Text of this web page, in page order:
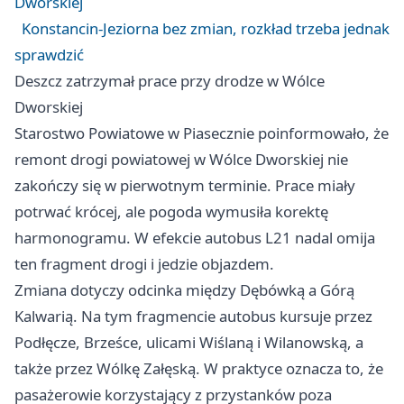
Konstancin-Jeziorna bez zmian, rozkład trzeba jednak
sprawdzić
Deszcz zatrzymał prace przy drodze w Wólce
Dworskiej
Starostwo Powiatowe w Piasecznie poinformowało, że
remont drogi powiatowej w Wólce Dworskiej nie
zakończy się w pierwotnym terminie. Prace miały
potrwać krócej, ale pogoda wymusiła korektę
harmonogramu. W efekcie autobus L21 nadal omija
ten fragment drogi i jedzie objazdem.
Zmiana dotyczy odcinka między Dębówką a Górą
Kalwarią. Na tym fragmencie autobus kursuje przez
Podłęcze, Brześce, ulicami Wiślaną i Wilanowską, a
także przez Wólkę Załęską. W praktyce oznacza to, że
pasażerowie korzystający z przystanków poza